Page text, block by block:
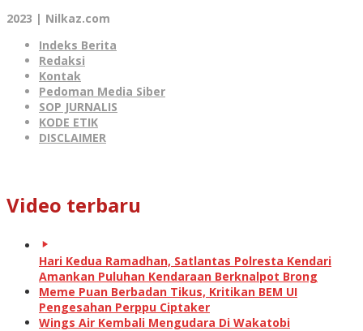
2023 | Nilkaz.com
Indeks Berita
Redaksi
Kontak
Pedoman Media Siber
SOP JURNALIS
KODE ETIK
DISCLAIMER
Video terbaru
Hari Kedua Ramadhan, Satlantas Polresta Kendari
Amankan Puluhan Kendaraan Berknalpot Brong
Meme Puan Berbadan Tikus, Kritikan BEM UI
Pengesahan Perppu Ciptaker
Wings Air Kembali Mengudara Di Wakatobi